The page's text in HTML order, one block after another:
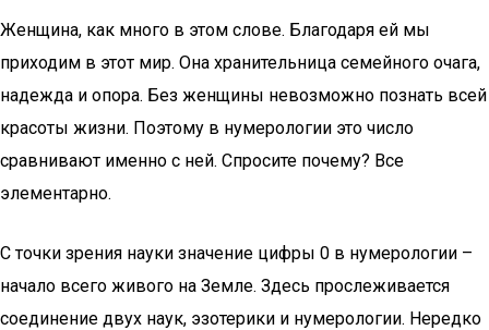
Женщина, как много в этом слове. Благодаря ей мы
приходим в этот мир. Она хранительница семейного очага,
надежда и опора. Без женщины невозможно познать всей
красоты жизни. Поэтому в нумерологии это число
сравнивают именно с ней. Спросите почему? Все
элементарно.
С точки зрения науки значение цифры 0 в нумерологии –
начало всего живого на Земле. Здесь прослеживается
соединение двух наук, эзотерики и нумерологии. Нередко